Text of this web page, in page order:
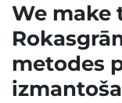
We make
metodes